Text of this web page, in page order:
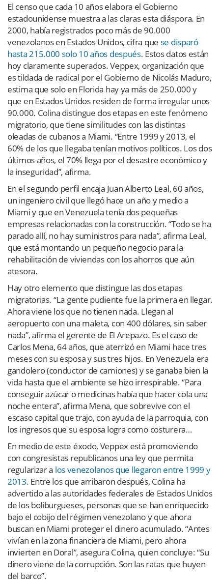
El censo que cada 10 años elabora el Gobierno
estadounidense muestra a las claras esta diáspora. En
2000, había registrados poco más de 90.000
venezolanos en Estados Unidos, cifra que se disparó
hasta 215.000 solo 10 años después. Estos datos están
hoy claramente superados. Veppex, organización que
es tildada de radical por el Gobierno de Nicolás Maduro,
estima que solo en Florida hay ya más de 250.000 y
que en Estados Unidos residen de forma irregular unos
90.000. Colina distingue dos etapas en este fenómeno
migratorio, que tiene similitudes con las distintas
oleadas de cubanos a Miami. “Entre 1999 y 2013, el
60% de los que llegaba tenían motivos políticos. Los dos
últimos años, el 70% llega por el desastre económico y
la inseguridad”, afirma.
En el segundo perfil encaja Juan Alberto Leal, 60 años,
un ingeniero civil que llegó hace un año y medio a
Miami y que en Venezuela tenía dos pequeñas
empresas relacionadas con la construcción. “Todo se ha
parado allí, no hay suministros para nada”, afirma Leal,
que está montando un pequeño negocio para la
rehabilitación de viviendas con los ahorros que aún
atesora.
Hay otro elemento que distingue las dos etapas
migratorias. “La gente pudiente fue la primera en llegar.
Ahora viene los que no tienen nada. Llegan al
aeropuerto con una maleta, con 400 dólares, sin saber
nada”, afirma el gerente de El Arepazo. Es el caso de
Carlos Mena, 64 años, que aterrizó en Miami hace tres
meses con su esposa y sus tres hijos. En Venezuela era
gandolero (conductor de camiones) y se ganaba bien la
vida hasta que el ambiente se hizo irrespirable. “Para
conseguir azúcar o medicinas había que hacer cola una
noche entera”, afirma Mena, que sobrevive con el
escaso capital que trajo, con ayuda de la parroquia, con
los ingresos que su esposa logra como costurera…
En medio de este éxodo, Veppex está promoviendo
con congresistas republicanos una ley que permita
regularizar a los venezolanos que llegaron entre 1999 y
2013. Entre los que arribaron después, Colina ha
advertido a las autoridades federales de Estados Unidos
de los boliburgueses, personas que se han enriquecido
bajo el cobijo del régimen venezolano y que ahora
buscan en Miami proteger el dinero acumulado. “Antes
vivían en la zona financiera de Miami, pero ahora
invierten en Doral”, asegura Colina, quien concluye: “Su
dinero viene de la corrupción. Son las ratas que huyen
del barco”.